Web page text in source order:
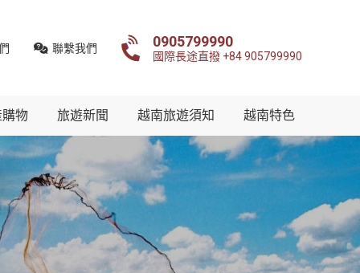
聯繫我們 0905799990
國際長途直撥 +84 905799990
物 旅遊新聞 越南旅遊須知 越南特色